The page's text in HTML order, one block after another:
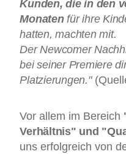
Kunden, die in den
Monatenfür ihre
hatten, machten mit.
Der Newcomer
bei seiner Premiere
Platzierungen."
Vor allem im Bereich
Verhältnis" und
uns erfolgreich von